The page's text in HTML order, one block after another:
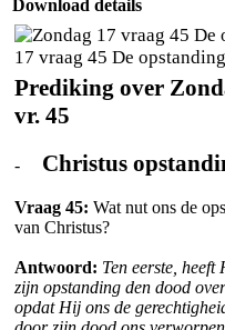
Download details
17 vraag 45 De
Prediking over
vr. 45
- Christus
Vraag 45: Wat nut ons de
van Christus?
Antwoord: Ten eerste,
zijn opstanding den dood
opdat Hij ons de